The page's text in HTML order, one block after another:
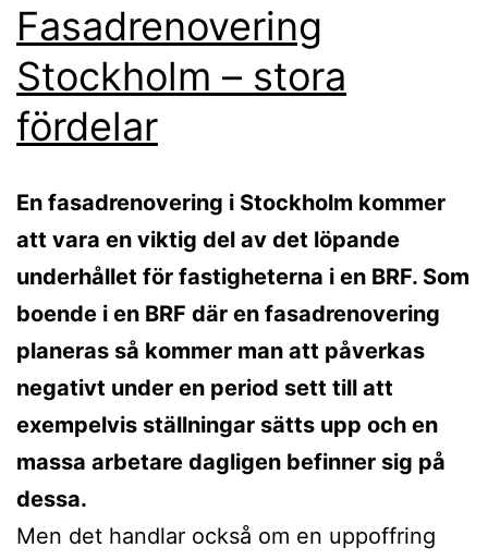
Fasadrenovering
Stockholm – stora
fördelar
En fasadrenovering i Stockholm kommer
att vara en viktig del av det löpande
underhållet för fastigheterna i en BRF. Som
boende i en BRF där en fasadrenovering
planeras så kommer man att påverkas
negativt under en period sett till att
exempelvis ställningar sätts upp och en
massa arbetare dagligen befinner sig på
dessa.
Men det handlar också om en uppoffring